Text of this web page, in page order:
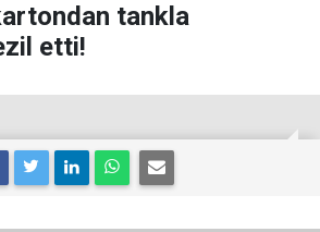
tankla
etti!